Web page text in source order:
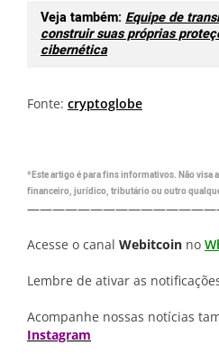
Veja também: Equipe de
construir suas próprias
cibernética
Fonte: cryptoglobe
*Este artigo é para fins informativos. Não visa
financeiro, jurídico, tributário ou outro
Acesse o canal Webitcoin no
Lembre de ativar as
Acompanhe nossas notícias
Instagram